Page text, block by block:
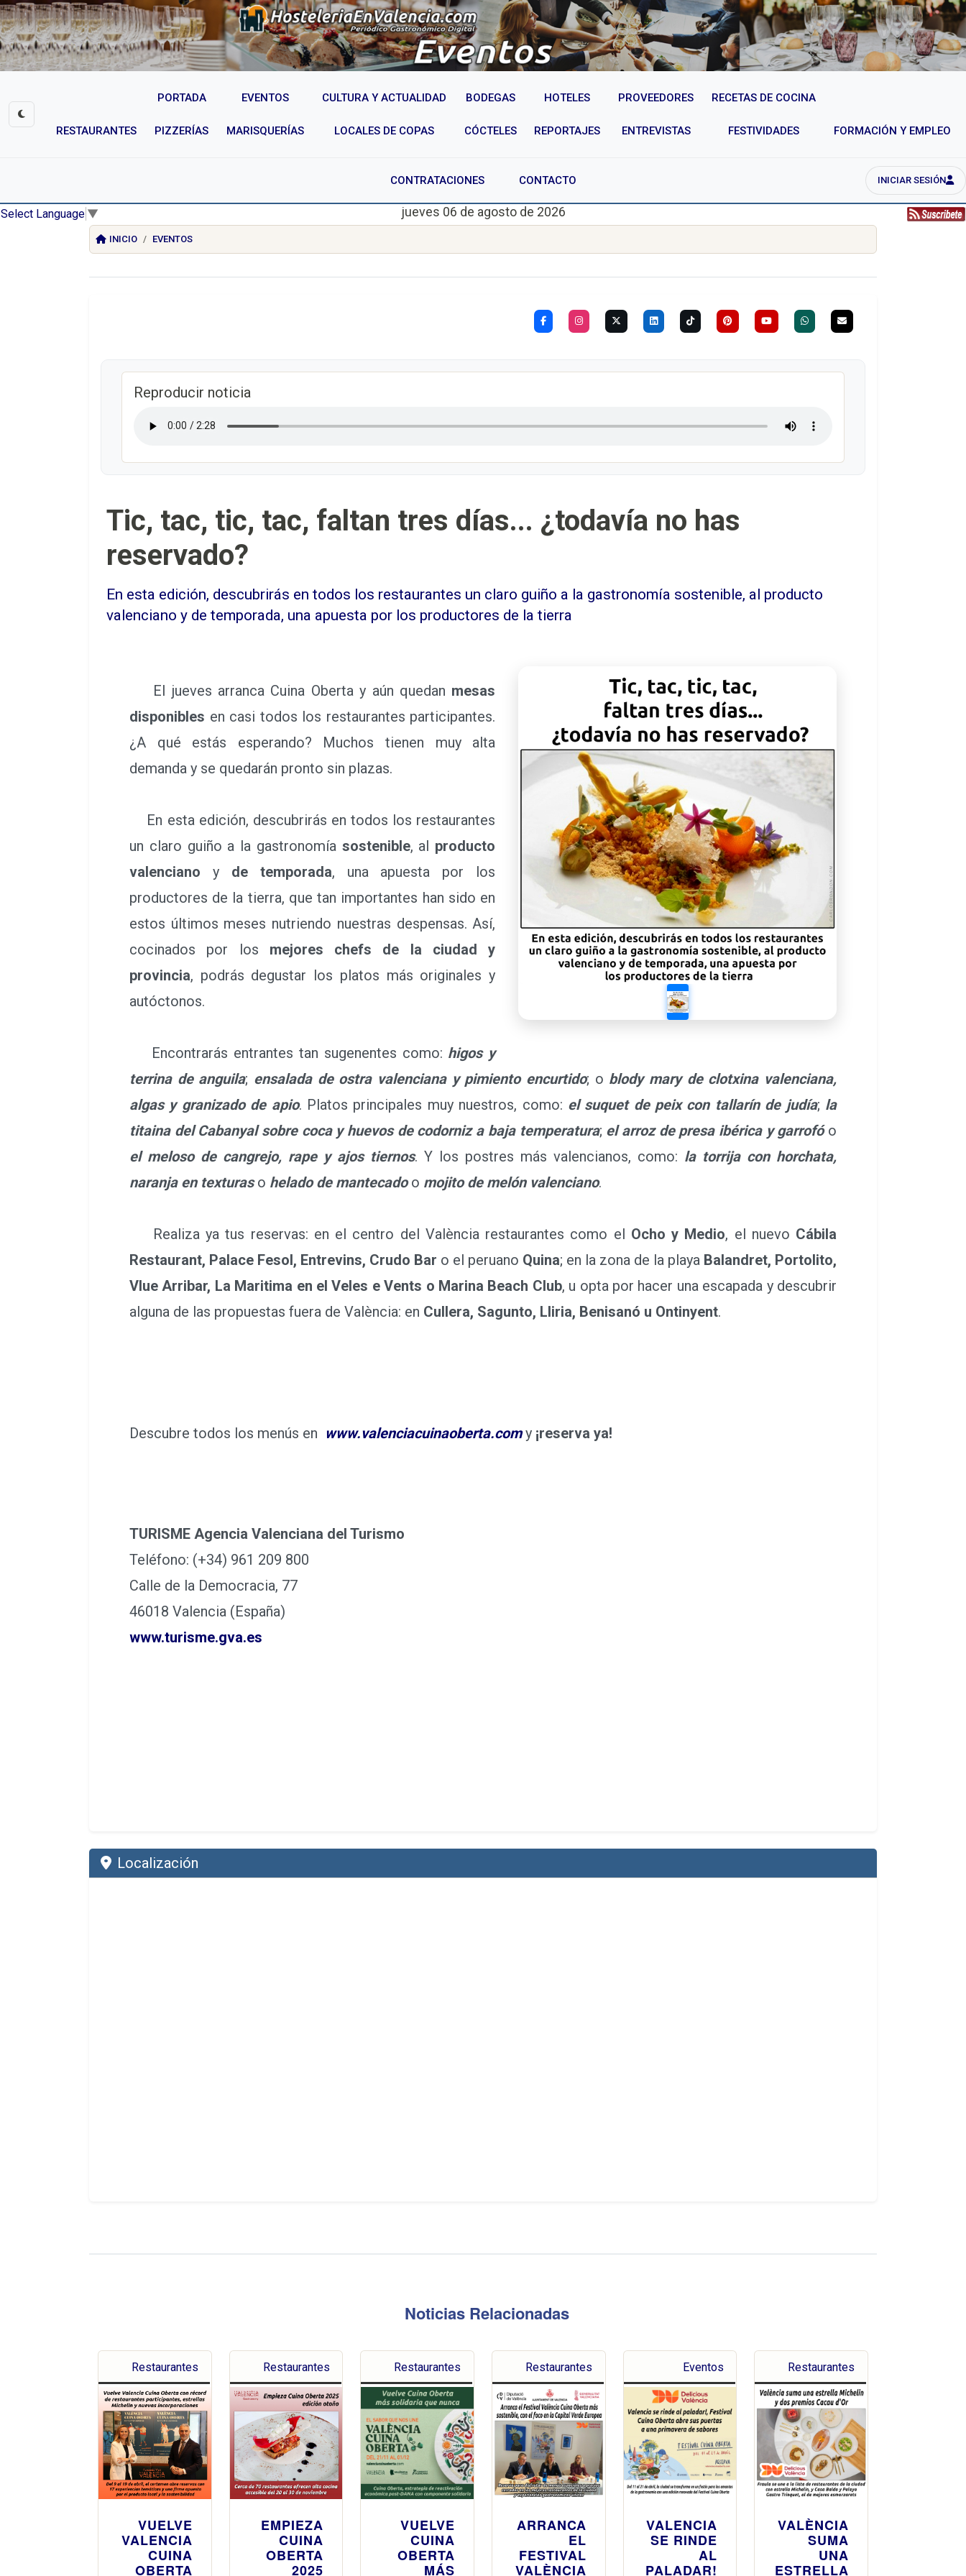
PORTADA EVENTOS CULTURA Y ACTUALIDAD BODEGAS HOTELES PROVEEDORES RECETAS DE COCINA
RESTAURANTES PIZZERÍAS MARISQUERÍAS LOCALES DE COPAS CÓCTELES REPORTAJES ENTREVISTAS FESTIVIDADES FORMACIÓN Y EMPLEO
CONTRATACIONES CONTACTO INICIAR SESIÓN
Select Language ▼ jueves 06 de agosto de 2026
INICIO EVENTOS
Reproducir noticia
Tic, tac, tic, tac, faltan tres días... ¿todavía no has
reservado?
En esta edición, descubrirás en todos los restaurantes un claro guiño a la gastronomía sostenible, al producto
valenciano y de temporada, una apuesta por los productores de la tierra
El jueves arranca Cuina Oberta y aún quedan mesas
disponibles en casi todos los restaurantes participantes.
¿A qué estás esperando? Muchos tienen muy alta
demanda y se quedarán pronto sin plazas.
En esta edición, descubrirás en todos los restaurantes
un claro guiño a la gastronomía sostenible, al producto
valenciano y de temporada, una apuesta por los
productores de la tierra, que tan importantes han sido en
estos últimos meses nutriendo nuestras despensas. Así,
cocinados por los mejores chefs de la ciudad y
provincia, podrás degustar los platos más originales y
autóctonos.
Encontrarás entrantes tan sugenentes como: higos y
terrina de anguila; ensalada de ostra valenciana y pimiento encurtido; o blody mary de clotxina valenciana,
algas y granizado de apio. Platos principales muy nuestros, como: el suquet de peix con tallarín de judía; la
titaina del Cabanyal sobre coca y huevos de codorniz a baja temperatura; el arroz de presa ibérica y garrofóo
el meloso de cangrejo, rape y ajos tiernos. Y los postres más valencianos, como: la torrija con horchata,
naranja en texturaso helado de mantecadoo mojito de melón valenciano.
Realiza ya tus reservas: en el centro del València restaurantes como el Ocho y Medio, el nuevo Cábila
Restaurant, Palace Fesol, Entrevins, Crudo Bar o el peruano Quina; en la zona de la playa Balandret, Portolito,
Vlue Arribar, La Maritima en el Veles e Vents o Marina Beach Club, u opta por hacer una escapada y descubrir
alguna de las propuestas fuera de València: en Cullera, Sagunto, Lliria, Benisanó u Ontinyent.
Descubre todos los menús en www.valenciacuinaoberta.comy ¡reserva ya!
TURISME Agencia Valenciana del Turismo
Teléfono: (+34) 961 209 800
Calle de la Democracia, 77
46018 Valencia (España)
www.turisme.gva.es
Localización
Noticias Relacionadas
Restaurantes
VUELVE
VALENCIA
CUINA
OBERTA
Restaurantes
EMPIEZA
CUINA
OBERTA
2025
Restaurantes
VUELVE
CUINA
OBERTA
MÁS
Restaurantes
ARRANCA
EL
FESTIVAL
VALÈNCIA
Eventos
VALENCIA
SE RINDE
AL
PALADAR!
Restaurantes
VALÈNCIA
SUMA
UNA
ESTRELLA